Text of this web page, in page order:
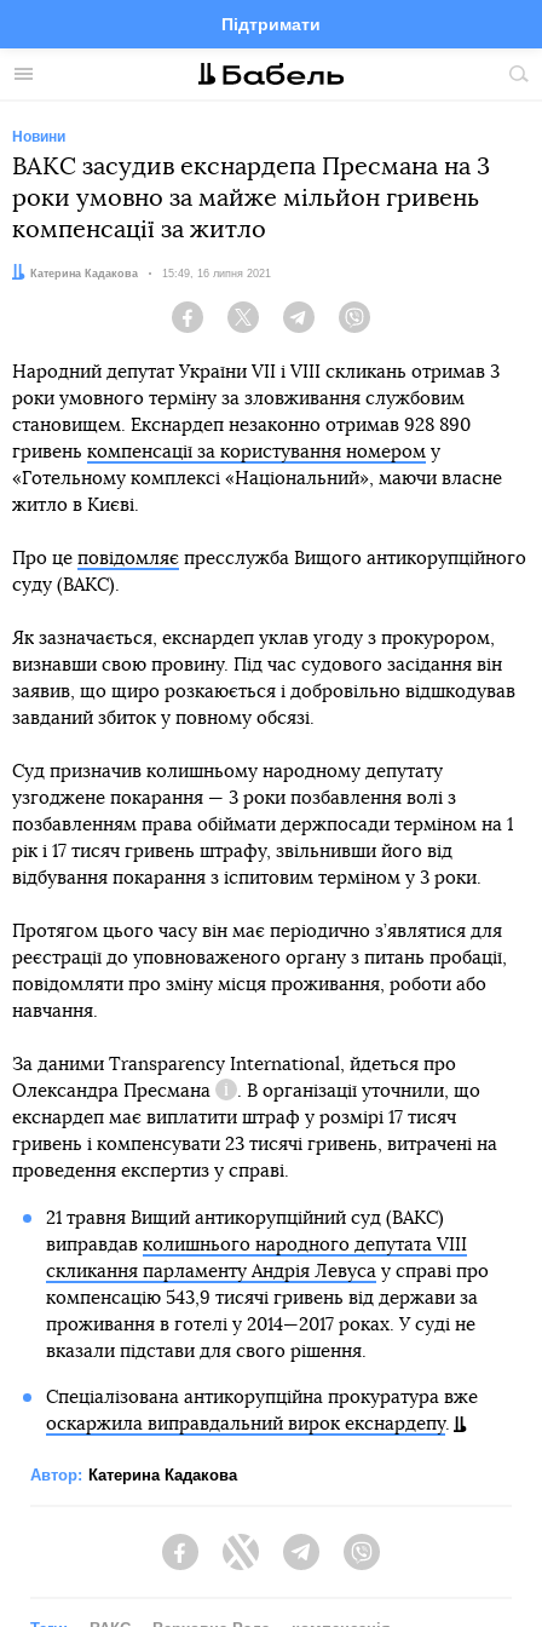
Меню
Підтримати
FacebookTelegramTwitter
Новини
ВАКС засудив екснардепа Пресмана на 3
роки умовно за майже мільйон гривень
компенсації за житло
Автор:Катерина Кадакова Дата:
15:49, 16 липня 2021
Facebook Twitter Telegram
Народний депутат України VII і VIII скликань отримав 3
роки умовного терміну за зловживання службовим
становищем. Екснардеп незаконно отримав 928 890
гривень компенсації за користування номером у
«Готельному комплексі «Національний», маючи власне
житло в Києві.
Про це повідомляє пресслужба Вищого антикорупційного
суду (ВАКС).
Як зазначається, екснардеп уклав угоду з прокурором,
визнавши свою провину. Під час судового засідання він
заявив, що щиро розкаюється і добровільно відшкодував
завданий збиток у повному обсязі.
Суд призначив колишньому народному депутату
узгоджене покарання — 3 роки позбавлення волі з
позбавленням права обіймати держпосади терміном на 1
рік і 17 тисяч гривень штрафу, звільнивши його від
відбування покарання з іспитовим терміном у 3 роки.
Протягом цього часу він має періодично з’являтися для
реєстрації до уповноваженого органу з питань пробації,
повідомляти про зміну місця проживання, роботи або
навчання.
За даними Transparency International, йдеться про
Олександра Пресмана
Довідка
. В організації уточнили, що
екснардеп має виплатити штраф у розмірі 17 тисяч
гривень і компенсувати 23 тисячі гривень, витрачені на
проведення експертиз у справі.
21 травня Вищий антикорупційний суд (ВАКС)
виправдав колишнього народного депутата VIII
скликання парламенту Андрія Левусау справі про
компенсацію 543,9 тисячі гривень від держави за
проживання в готелі у 2014—2017 роках. У суді не
вказали підстави для свого рішення.
Спеціалізована антикорупційна прокуратура вже
оскаржила виправдальний вирок екснардепу.
Автор: Катерина Кадакова
FacebookTwitter Telegram